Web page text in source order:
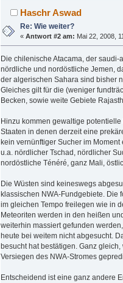
Haschr Aswad
Re: Wie weiter?
«Antwort #2 am: Mai 22, 2008,
Die chilenische Atacama, der
nördliche und nordöstliche Jemen,
der algerischen Sahara sind bisher
Gleiches gilt für die (weniger
Becken, sowie weite Gebiete
Hinzu kommen gewaltige
Staaten in denen derzeit eine
kein vernünftiger Sucher im
u.a. nördlicher Tschad, nördlicher
nordöstliche Ténéré, ganz Mali,
Die Wüsten sind keineswegs
klassischen NWA-Fundgebiete. Die
im gleichen Tempo freilegen wie in
Meteoriten werden in den heißen
weiterhin massiert gefunden
heute bei weitem nicht abgesucht.
besucht hat bestätigen. Ganz
Versiegen des NWA-Stromes
Entscheidend ist eine ganz andere